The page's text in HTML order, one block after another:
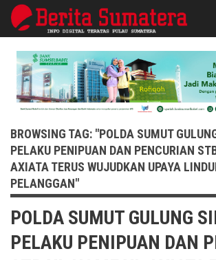
BROWSING TAG: "POLDA SUMUT
PELAKU PENIPUAN DAN PENCURIAN
AXIATA TERUS WUJUDKAN UPAYA
PELANGGAN"
POLDA SUMUT GULUNG
PELAKU PENIPUAN DAN